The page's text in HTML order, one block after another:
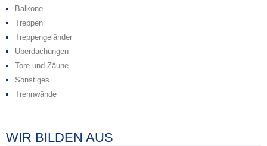
Balkone
Treppen
Treppengeländer
Überdachungen
Tore und Zäune
Sonstiges
Trennwände
WIR BILDEN AUS